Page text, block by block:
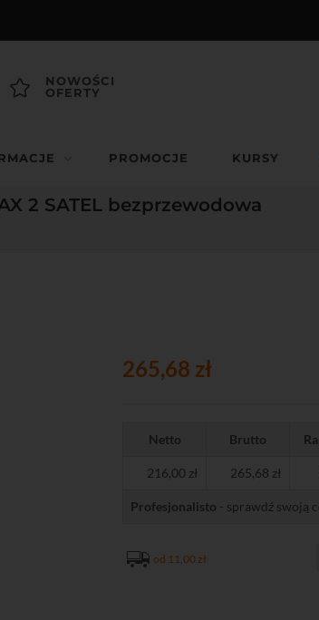
NOWOŚCI
OFERTY
PROMOCJE KURSY
2 SATEL bezprzewodowa
265,68 zł
Netto Brutto
216,00 zł 265,68 zł
Profesjonalisto - sprawdź swoją
od 11,00 zł